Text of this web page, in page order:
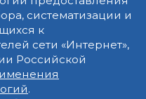
систематизации и
к
сети «Интернет»,
Российской
.